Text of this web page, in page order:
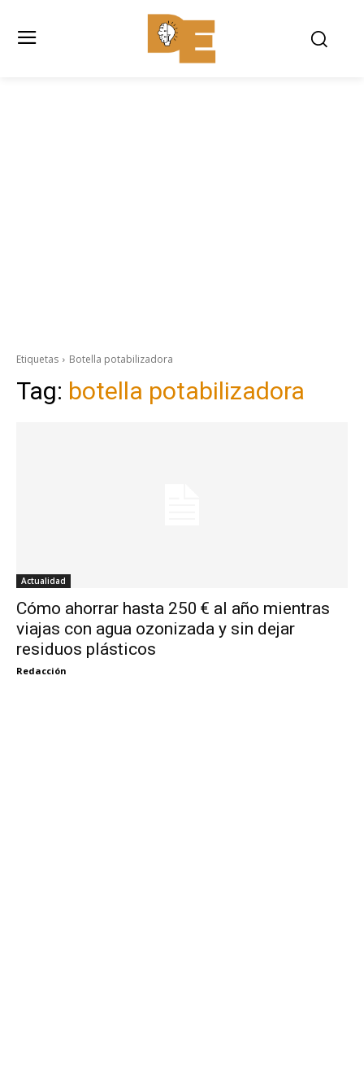
Etiquetas Botella potabilizadora
Tag: botella potabilizadora
Actualidad
Cómo ahorrar hasta 250 € al año mientras
viajas con agua ozonizada y sin dejar
residuos plásticos
Redacción